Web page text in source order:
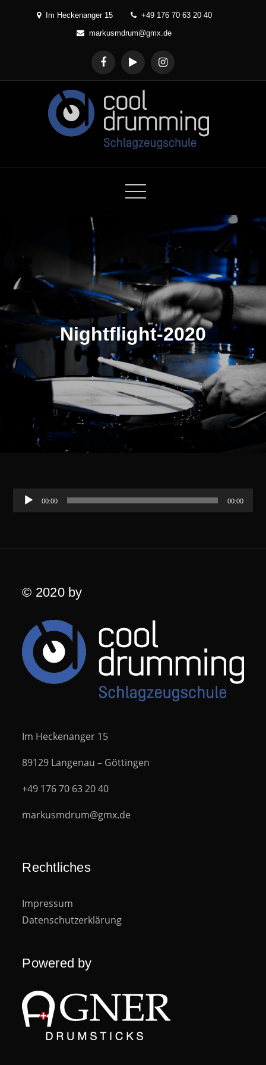
Im Heckenanger 15
+49 176 70 63 20 40
markusmdrum@gmx.de
Nightflight-2020
Audio-
Player
00:00 00:00
© 2020 by
Im Heckenanger 15
89129 Langenau – Göttingen
+49 176 70 63 20 40
markusmdrum@gmx.de
Rechtliches
Impressum
Datenschutzerklärung
Powered by